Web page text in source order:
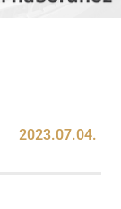
2023.07.04.